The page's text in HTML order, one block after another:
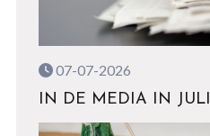
07-07-2026
IN DE MEDIA IN JULI